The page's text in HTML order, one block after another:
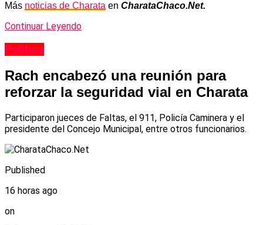
Más noticias de Charata en CharataChaco.Net.
Continuar Leyendo
Política
Rach encabezó una reunión para
reforzar la seguridad vial en Charata
Participaron jueces de Faltas, el 911, Policía Caminera y el
presidente del Concejo Municipal, entre otros funcionarios.
Published
16 horas ago
on